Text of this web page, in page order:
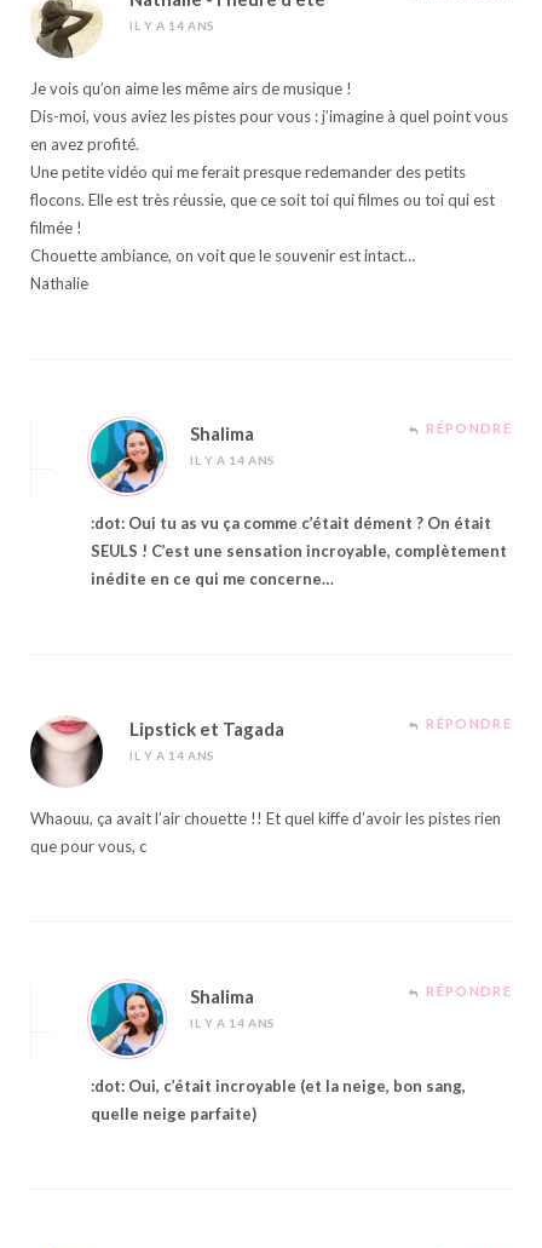
IL Y A 14 ANS
Je vois qu’on aime les même airs de musique !
Dis-moi, vous aviez les pistes pour vous : j’imagine à quel point vous
en avez profité.
Une petite vidéo qui me ferait presque redemander des petits
flocons. Elle est très réussie, que ce soit toi qui filmes ou toi qui est
filmée !
Chouette ambiance, on voit que le souvenir est intact…
Nathalie
Shalima
IL Y A 14 ANS
RÉPONDRE
:dot: Oui tu as vu ça comme c’était dément ? On était
SEULS ! C’est une sensation incroyable, complètement
inédite en ce qui me concerne…
Lipstick et Tagada
IL Y A 14 ANS
RÉPONDRE
Whaouu, ça avait l’air chouette !! Et quel kiffe d’avoir les pistes rien
que pour vous, c
Shalima
IL Y A 14 ANS
RÉPONDRE
:dot: Oui, c’était incroyable (et la neige, bon sang,
quelle neige parfaite)